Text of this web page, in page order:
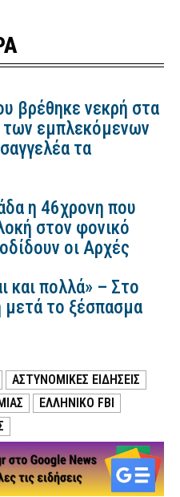
βρέθηκε νεκρή στα
εμπλεκόμενων
τα
η 46χρονη που
στον φονικό
οι Αρχές
και πολλά» – Στο
μετά το ξέσπασμα
ΑΣΤΥΝΟΜΙΚΕΣ ΕΙΔΗΣΕΙΣ
ΕΛΛΗΝΙΚΟ FBI